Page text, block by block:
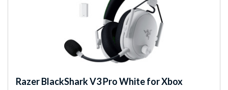
RazerBlackShark V3 Pro White for Xbox